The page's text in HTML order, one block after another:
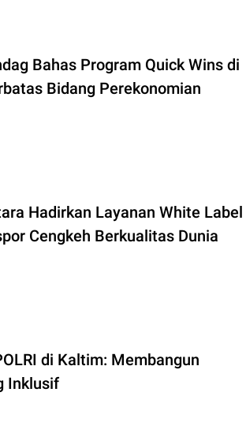
Bahas Program Quick Wins di
Bidang Perekonomian
Hadirkan Layanan White Label
Cengkeh Berkualitas Dunia
di Kaltim: Membangun
Inklusif